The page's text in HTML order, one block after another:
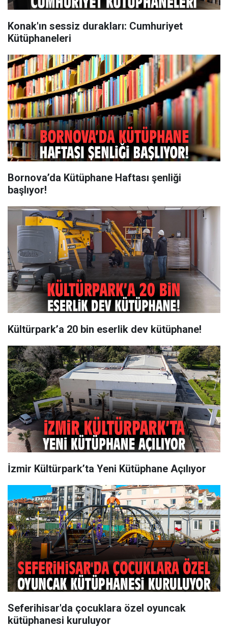
Konak'ın sessiz durakları: Cumhuriyet
Kütüphaneleri
Bornova’da Kütüphane Haftası şenliği
başlıyor!
Kültürpark’a 20 bin eserlik dev kütüphane!
İzmir Kültürpark’ta Yeni Kütüphane Açılıyor
Seferihisar'da çocuklara özel oyuncak
kütüphanesi kuruluyor